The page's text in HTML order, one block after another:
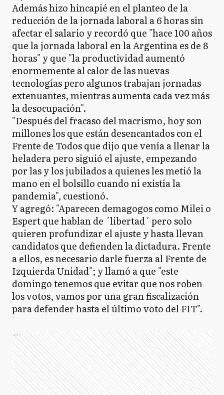
Además hizo hincapié en el planteo de la
reducción de la jornada laboral a 6 horas sin
afectar el salario y recordó que "hace 100 años
que la jornada laboral en la Argentina es de 8
horas" y que "la productividad aumentó
enormemente al calor de las nuevas
tecnologías pero algunos trabajan jornadas
extenuantes, mientras aumenta cada vez más
la desocupación".
"Después del fracaso del macrismo, hoy son
millones los que están desencantados con el
Frente de Todos que dijo que venía a llenar la
heladera pero siguió el ajuste, empezando
por las y los jubilados a quienes les metió la
mano en el bolsillo cuando ni existía la
pandemia", cuestionó.
Y agregó: "Aparecen demagogos como Milei o
Espert que hablan de ´libertad´ pero solo
quieren profundizar el ajuste y hasta llevan
candidatos que defienden la dictadura. Frente
a ellos, es necesario darle fuerza al Frente de
Izquierda Unidad"; y llamó a que "este
domingo tenemos que evitar que nos roben
los votos, vamos por una gran fiscalización
para defender hasta el último voto del FIT".
Ads